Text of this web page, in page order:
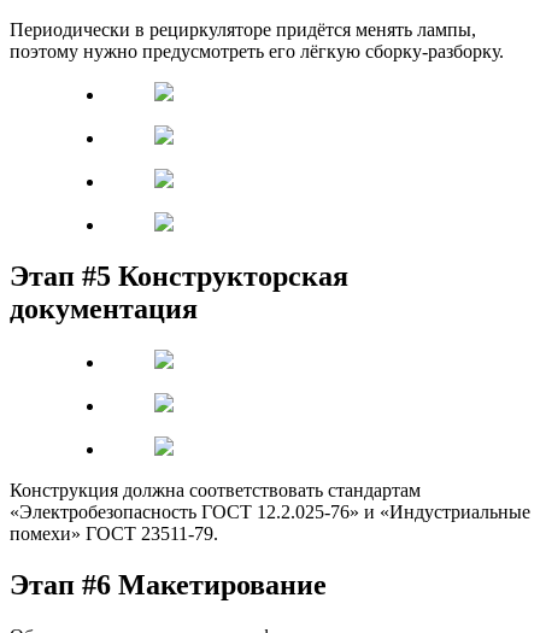
Периодически в рециркуляторе придётся менять лампы,
поэтому нужно предусмотреть его лёгкую сборку-разборку.
Этап #5 Конструкторская
документация
Конструкция должна соответствовать стандартам
«Электробезопасность ГОСТ 12.2.025-76» и «Индустриальные
помехи» ГОСТ 23511-79.
Этап #6 Макетирование